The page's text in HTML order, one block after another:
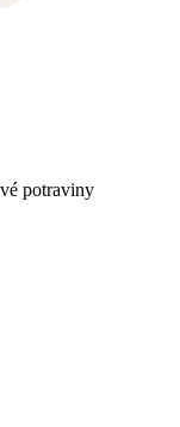
potraviny